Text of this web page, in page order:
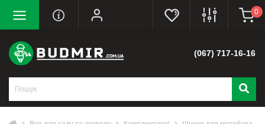
0
(067) 717-16-16